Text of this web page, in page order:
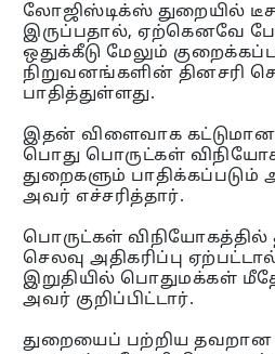
லோஜிஸ்டிக்ஸ் துறையில்
இருப்பதால், ஏற்கெனவே
ஒதுக்கீடு மேலும்
நிறுவனங்களின் தினசரி
பாதித்துள்ளது.
இதன் விளைவாக
பொது பொருட்கள்
துறைகளும்
அவர் எச்சரித்தார்.
பொருட்கள் விநியோகத்தில்
செலவு அதிகரிப்பு
இறுதியில் பொதுமக்கள்
அவர் குறிப்பிட்டார்.
துறையைப் பற்றிய தவறான